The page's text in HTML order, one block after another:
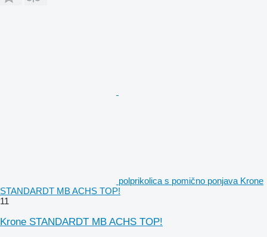
polprikolica s pomično ponjava Krone
STANDARDT MB ACHS TOP!
11
Krone STANDARDT MB ACHS TOP!